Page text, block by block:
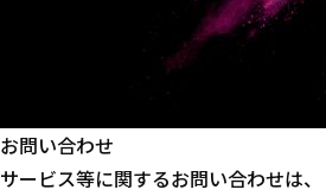
お問い合わせ
サービス等に関するお問い合わせは、